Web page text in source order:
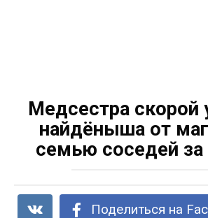
Медсестра скорой
найдёныша от
семью соседей
Поделиться на